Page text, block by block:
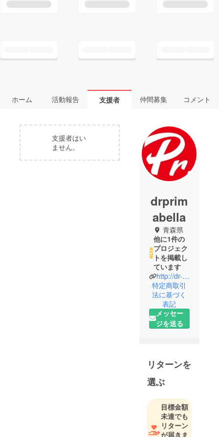
ホーム 活動報告 支援者 仲間募集 コメント
支援者はい
ません。
drprim
abella
青森県
他に1件の
プロジェク
トを掲載し
ています
http://dr-primabella.com/
特定商取引
法に基づく
表記
メッセー
ジを送る
リターンを
選ぶ
目標金額
未達でも
リターン
が届きま